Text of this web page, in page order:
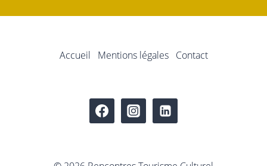
Accueil Mentions légales Contact